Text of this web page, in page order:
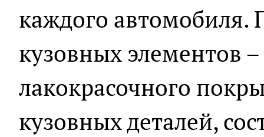
каждого автомобиля.
кузовных элементов
лакокрасочного
кузовных деталей,